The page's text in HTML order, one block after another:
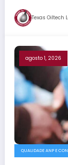
Texas Oiltech
agosto 1, 2026
QUALIDADE ANP E